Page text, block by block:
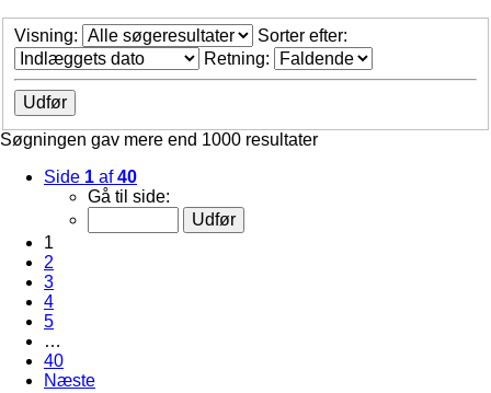
Visning:
Sorter efter:
Retning:
Søgningen gav mere end 1000 resultater
Side 1 af40
Gå til side:
1
2
3
4
5
…
40
Næste